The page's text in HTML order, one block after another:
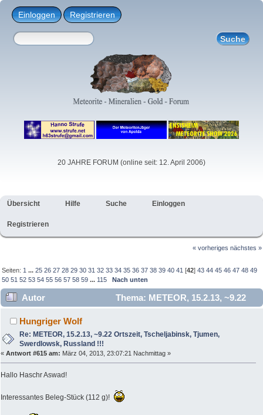
Einloggen Registrieren
20 JAHRE FORUM (online seit: 12. April 2006)
Übersicht Hilfe Suche Einloggen
Registrieren
« vorheriges nächstes »
Seiten: 1 ...25 26 27 28 29 30 31 32 33 34 35 36 37 38 39 40 41 [42]43 44 45 46 47 48 49
50 51 52 53 54 55 56 57 58 59 ... 115 Nach unten
Autor
Thema: METEOR, 15.2.13, ~9.22
Ortszeit, Tscheljabinsk, Tjumen, Swerdlowsk, Russland !!!
(Gelesen 844620 mal)
Hungriger Wolf
Re: METEOR, 15.2.13, ~9.22 Ortszeit, Tscheljabinsk, Tjumen,
Swerdlowsk, Russland !!!
« Antwort #615 am: März 04, 2013, 23:07:21 Nachmittag »
Hallo Haschr Aswad!
Interessantes Beleg-Stück (112 g)!